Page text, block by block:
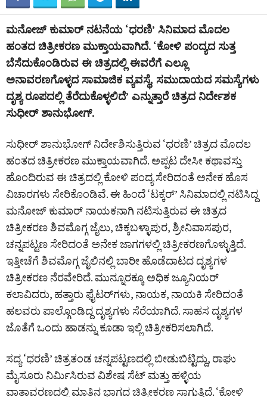
ಮನೋಜ್‌ ಕುಮಾರ್‌ ನಟನೆಯ ‘ಧರಣಿ’ ಸಿನಿಮಾದ ಮೊದಲ
ಹಂತದ ಚಿತ್ರೀಕರಣ ಮುಕ್ತಾಯವಾಗಿದೆ. ‘ಕೋಳಿ ಪಂದ್ಯದ ಸುತ್ತ
ಬೆಸೆದುಕೊಂಡಿರುವ ಈ ಚಿತ್ರದಲ್ಲಿ ಈವರೆಗೆ ಎಲ್ಲೂ
ಅನಾವರಣಗೊಳ್ಳದ ಸಾಮಾಜಿಕ ವ್ಯವಸ್ಥೆ, ಸಮುದಾಯದ ಸಮಸ್ಯೆಗಳು
ದೃಶ್ಯ ರೂಪದಲ್ಲಿ ತೆರೆದುಕೊಳ್ಳಲಿದೆ’ ಎನ್ನುತ್ತಾರೆ ಚಿತ್ರದ ನಿರ್ದೇಶಕ
ಸುಧೀರ್‌ ಶಾನುಭೋಗ್‌.
ಸುಧೀರ್‌ ಶಾನುಭೋಗ್‌ ನಿರ್ದೇಶಿಸುತ್ತಿರುವ ‘ಧರಣಿ’ ಚಿತ್ರದ ಮೊದಲ
ಹಂತದ ಚಿತ್ರೀಕರಣ ಮುಕ್ತಾಯವಾಗಿದೆ. ಅಪ್ಪಟ ದೇಸೀ ಕಥಾವಸ್ತು
ಹೊಂದಿರುವ ಈ ಚಿತ್ರದಲ್ಲಿ ಕೋಳಿ ಪಂದ್ಯ ಸೇರಿದಂತೆ ಅನೇಕ ಹೊಸ
ವಿಚಾರಗಳು ಸೇರಿಕೊಂಡಿವೆ. ಈ ಹಿಂದೆ ‘ಟಕ್ಕರ್‌’ ಸಿನಿಮಾದಲ್ಲಿ ನಟಿಸಿದ್ದ
ಮನೋಜ್‌ ಕುಮಾರ್‌ ನಾಯಕನಾಗಿ ನಟಿಸುತ್ತಿರುವ ಈ ಚಿತ್ರದ
ಚಿತ್ರೀಕರಣ ಶಿವಮೊಗ್ಗ ಜೈಲು, ಚಿಕ್ಕಬಳ್ಳಾಪುರ, ಶ್ರೀನಿವಾಸಪುರ,
ಚನ್ನಪಟ್ಟಣ ಸೇರಿದಂತೆ ಅನೇಕ ಜಾಗಗಳಲ್ಲಿ ಚಿತ್ರೀಕರಣಗೊಳ್ಳುತ್ತಿದೆ.
ಇತ್ತೀಚೆಗೆ ಶಿವಮೊಗ್ಗ ಜೈಲಿನಲ್ಲಿ ಬಾರೀ ಹೊಡೆದಾಟದ ದೃಶ್ಯಗಳ
ಚಿತ್ರೀಕರಣ ನೆರವೇರಿದೆ. ಮುನ್ನೂರಕ್ಕೂ ಅಧಿಕ ಜ್ಯೂನಿಯರ್‌
ಕಲಾವಿದರು, ಹತ್ತಾರು ಫೈಟರ್‌ಗಳು, ನಾಯಕ, ನಾಯಕಿ ಸೇರಿದಂತೆ
ಹಲವರು ಪಾಲ್ಗೊಂಡಿದ್ದ ದೃಶ್ಯಗಳು ಸೆರೆಯಾಗಿದೆ. ಸಾಹಸ ದೃಶ್ಯಗಳ
ಜೊತೆಗೆ ಒಂದು ಹಾಡನ್ನು ಕೂಡಾ ಇಲ್ಲಿ ಚಿತ್ರೀಕರಿಸಲಾಗಿದೆ.
ಸದ್ಯ ‘ಧರಣಿ’ ಚಿತ್ರತಂಡ ಚನ್ನಪಟ್ಟಣದಲ್ಲಿ ಬೀಡುಬಿಟ್ಟಿದ್ದು, ರಾಘು
ಮೈಸೂರು ನಿರ್ಮಿಸಿರುವ ವಿಶೇಷ ಸೆಟ್‌ ಮತ್ತು ಹಳ್ಳಿಯ
ವಾತಾವರಣದಲ್ಲಿ ಮಾತಿನ ಭಾಗದ ಚಿತ್ರೀಕರಣ ಸಾಗುತ್ತಿದೆ. ‘ಕೋಳಿ